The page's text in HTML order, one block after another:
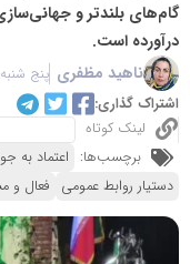
گام‌های بلندتر و
درآورده است.
ناهید مظفری پنج شنبه 14 خرداد 1405 - 14:15
اشتراک گذاری:
لینک کوتاه
برچسب‌ها: اعتماد به
دستیار روابط عمومی فعال و